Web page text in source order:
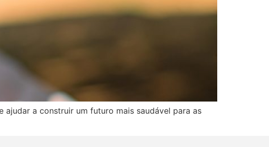
a construir um futuro mais saudável para as